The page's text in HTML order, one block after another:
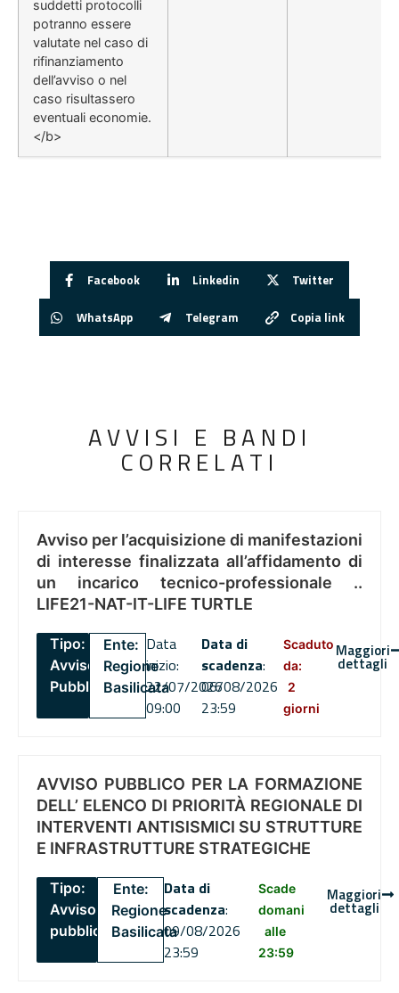
suddetti protocolli
potranno essere
valutate nel caso di
rifinanziamento
dell’avviso o nel
caso risultassero
eventuali economie.
</b>
Facebook Linkedin Twitter
WhatsApp Telegram Copia link
AVVISI E BANDI
CORRELATI
Avviso per l’acquisizione di manifestazioni
di interesse finalizzata all’affidamento di
un incarico tecnico-professionale ..
LIFE21-NAT-IT-LIFE TURTLE
Tipo:
Avviso
Pubblico
Ente:
Regione
Basilicata
Data
inizio:
22/07/2026
09:00
Data di
scadenza:
06/08/2026
23:59
Scaduto
da:
2
giorni
Maggiori
dettagli
AVVISO PUBBLICO PER LA FORMAZIONE
DELL’ ELENCO DI PRIORITÀ REGIONALE DI
INTERVENTI ANTISISMICI SU STRUTTURE
E INFRASTRUTTURE STRATEGICHE
Tipo:
Avviso
pubblico
Ente:
Regione
Basilicata
Data di
scadenza:
09/08/2026
23:59
Scade
domani
alle
23:59
Maggiori
dettagli